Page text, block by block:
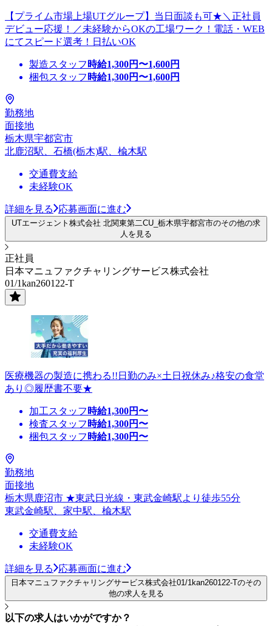
【プライム市場上場UTグループ】当日面談も可★＼正社員
デビュー応援！／未経験からOKの工場ワーク！電話・WEB
にてスピード選考！日払いOK
製造スタッフ 時給1,300円〜1,600円
梱包スタッフ 時給1,300円〜1,600円
勤務地
面接地
栃木県宇都宮市
北鹿沼駅、石橋(栃木)駅、楡木駅
交通費支給
未経験OK
詳細を見る 応募画面に進む
UTエージェント株式会社 北関東第二CU_栃木県宇都宮市のその他の求
人を見る
正社員
日本マニュファクチャリングサービス株式会社
01/1kan260122-T
医療機器の製造に携わる!!日勤のみ×土日祝休み♪格安の食堂
あり◎履歴書不要★
加工スタッフ 時給1,300円〜
検査スタッフ 時給1,300円〜
梱包スタッフ 時給1,300円〜
勤務地
面接地
栃木県鹿沼市 ★東武日光線・東武金崎駅より徒歩55分
東武金崎駅、家中駅、楡木駅
交通費支給
未経験OK
詳細を見る 応募画面に進む
日本マニュファクチャリングサービス株式会社01/1kan260122-Tのその
他の求人を見る
以下の求人はいかがですか？